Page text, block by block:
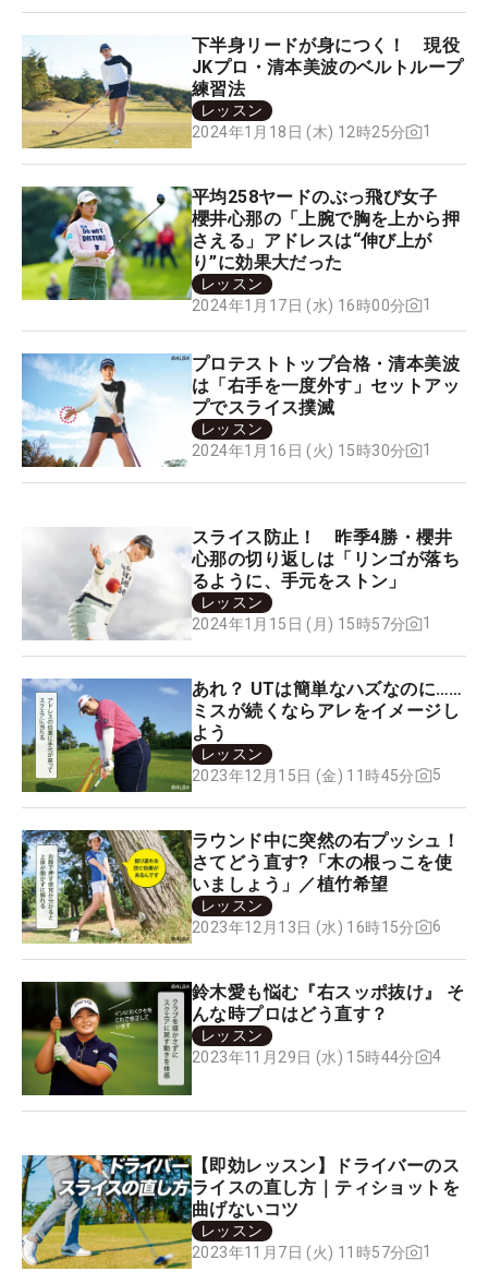
下半身リードが身につく！ 現役
JKプロ・清本美波のベルトループ
練習法
レッスン
2024年1月18日 (木) 12時25分
1
平均258ヤードのぶっ飛び女子
櫻井心那の「上腕で胸を上から押
さえる」アドレスは“伸び上が
り”に効果大だった
レッスン
2024年1月17日 (水) 16時00分
1
プロテストトップ合格・清本美波
は「右手を一度外す」セットアッ
プでスライス撲滅
レッスン
2024年1月16日 (火) 15時30分
1
スライス防止！ 昨季4勝・櫻井
心那の切り返しは「リンゴが落ち
るように、手元をストン」
レッスン
2024年1月15日 (月) 15時57分
1
あれ？ UTは簡単なハズなのに……
ミスが続くならアレをイメージし
よう
レッスン
2023年12月15日 (金) 11時45分
5
ラウンド中に突然の右プッシュ！
さてどう直す?「木の根っこを使
いましょう」／植竹希望
レッスン
2023年12月13日 (水) 16時15分
6
鈴木愛も悩む『右スッポ抜け』 そ
んな時プロはどう直す？
レッスン
2023年11月29日 (水) 15時44分
4
【即効レッスン】ドライバーのス
ライスの直し方｜ティショットを
曲げないコツ
レッスン
2023年11月7日 (火) 11時57分
1